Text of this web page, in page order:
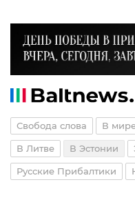
Свобода слова В
В Литве В Эстонии
Русские Прибалтики